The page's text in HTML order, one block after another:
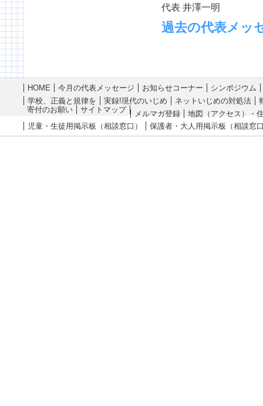
代表 井澤一明
過去の代表メッ
HOME 今月の代表メッセージ お知らせコーナー
シンポジウム
学校、正義と規律を
実録!現代のいじめ ネットいじめの対処法
寄付のお願い
サイトマップ メルマガ登録
地図（アクセス）・
児童・生徒用掲示板（相談窓口）
保護者・大人用掲示板（相談窓